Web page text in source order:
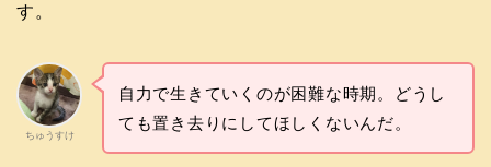
す。
ちゅうすけ
自力で生きていくのが困難な時期。どうし
ても置き去りにしてほしくないんだ。